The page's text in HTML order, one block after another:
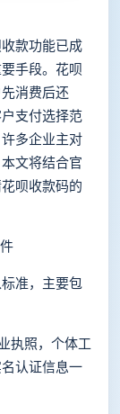
款功能已成
手段。花呗
消费后还
支付选择范
多企业主对
文将结合官
呗收款码的
准，主要包
执照，个体工
认证信息一